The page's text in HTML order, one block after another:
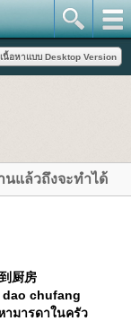
นแล้วถึงจะทำได้
厨房
chufang
ามารดาในครัว